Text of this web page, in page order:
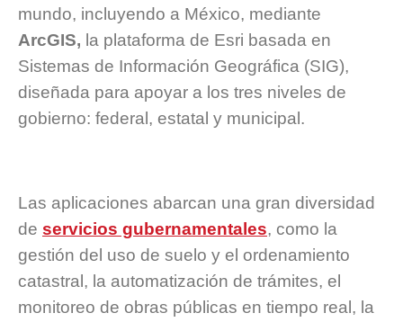
mundo, incluyendo a México, mediante
ArcGIS, la plataforma de Esri basada en
Sistemas de Información Geográfica (SIG),
diseñada para apoyar a los tres niveles de
gobierno: federal, estatal y municipal.
Las aplicaciones abarcan una gran diversidad
de servicios gubernamentales, como la
gestión del uso de suelo y el ordenamiento
catastral, la automatización de trámites, el
monitoreo de obras públicas en tiempo real, la